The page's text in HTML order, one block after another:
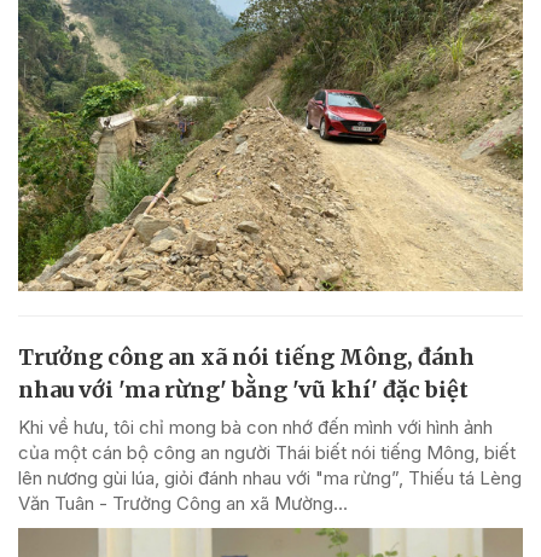
Trưởng công an xã nói tiếng Mông, đánh
nhau với 'ma rừng' bằng 'vũ khí' đặc biệt
Khi về hưu, tôi chỉ mong bà con nhớ đến mình với hình ảnh
của một cán bộ công an người Thái biết nói tiếng Mông, biết
lên nương gùi lúa, giỏi đánh nhau với "ma rừng”, Thiếu tá Lèng
Văn Tuân - Trưởng Công an xã Mường...